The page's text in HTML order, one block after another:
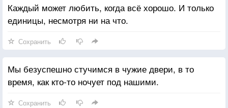
Каждый может любить, когда всё хорошо. И только
единицы, несмотря ни на что.
Сохранить
Мы безуспешно стучимся в чужие двери, в то
время, как кто-то ночует под нашими.
Сохранить